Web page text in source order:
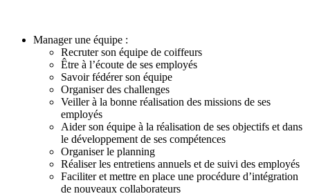
Manager une équipe :
Recruter son équipe de coiffeurs
Être à l’écoute de ses employés
Savoir fédérer son équipe
Organiser des challenges
Veiller à la bonne réalisation des missions de ses
employés
Aider son équipe à la réalisation de ses objectifs et dans
le développement de ses compétences
Organiser le planning
Réaliser les entretiens annuels et de suivi des employés
Faciliter et mettre en place une procédure d’intégration
de nouveaux collaborateurs